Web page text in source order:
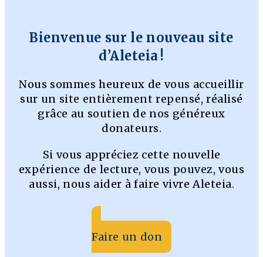
Bienvenue sur le nouveau site
d’Aleteia !
Nous sommes heureux de vous accueillir
sur un site entièrement repensé, réalisé
grâce au soutien de nos généreux
donateurs.
Si vous appréciez cette nouvelle
expérience de lecture, vous pouvez, vous
aussi, nous aider à faire vivre Aleteia.
Faire un don